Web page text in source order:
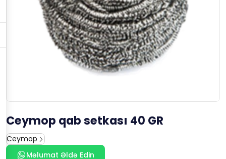
Ceymop qab setkası 40 GR
Ceymop
Məlumat Əldə Edin